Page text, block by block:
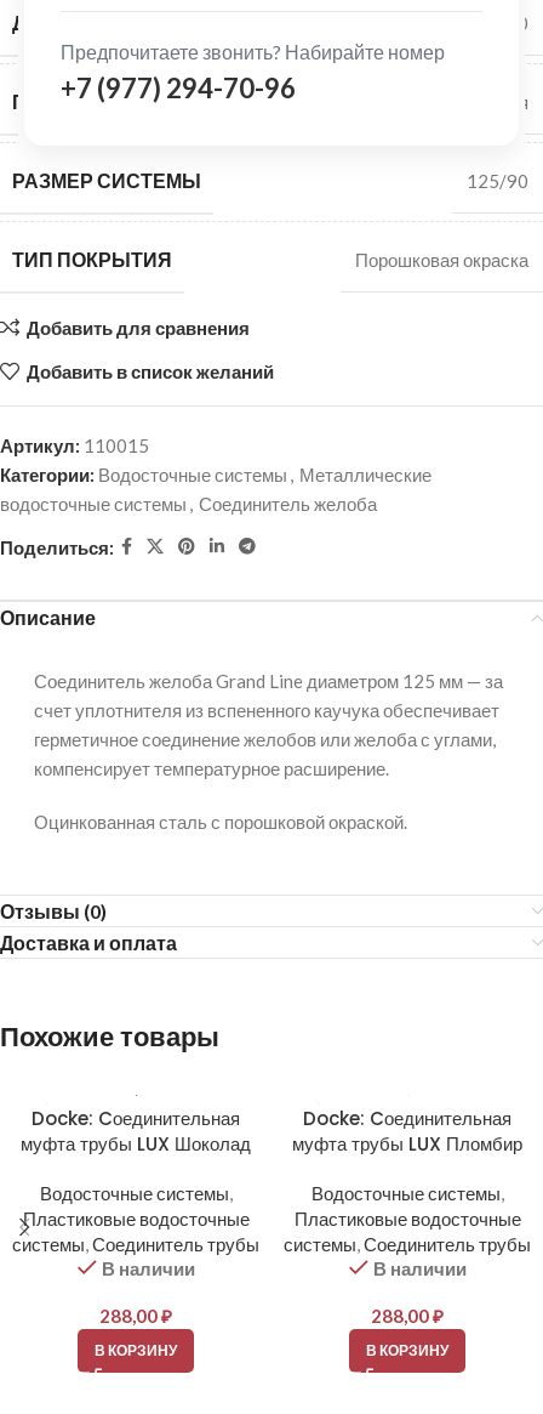
Предпочитаете звонить? Набирайте номер
+7 (977) 294-70-96
ДИАМЕТР ТРУБЫ 90
ПОВЕРХНОСТЬ Глянцевая
РАЗМЕР СИСТЕМЫ 125/90
ТИП ПОКРЫТИЯ Порошковая окраска
Добавить для сравнения
Добавить в список желаний
Артикул: 110015
Категории: Водосточные системы , Металлические
водосточные системы , Соединитель желоба
Поделиться:
Описание
Соединитель желоба Grand Line диаметром 125 мм — за
счет уплотнителя из вспененного каучука обеспечивает
герметичное соединение желобов или желоба с углами,
компенсирует температурное расширение.
Оцинкованная сталь с порошковой окраской.
Отзывы (0)
Доставка и оплата
Похожие товары
Docke: Cоединительная
муфта трубы LUX Шоколад
Водосточные системы,
Пластиковые водосточные
системы,Соединитель трубы
В наличии
288,00₽
В КОРЗИНУ
Docke: Cоединительная
муфта трубы LUX Пломбир
Водосточные системы,
Пластиковые водосточные
системы,Соединитель трубы
В наличии
288,00₽
В КОРЗИНУ